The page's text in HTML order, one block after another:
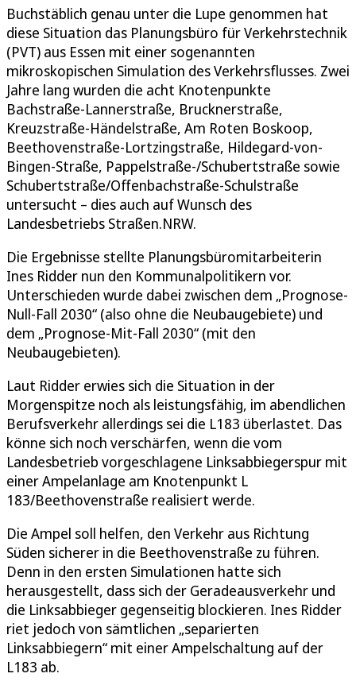
Buchstäblich genau unter die Lupe genommen hat
diese Situation das Planungsbüro für Verkehrstechnik
(PVT) aus Essen mit einer sogenannten
mikroskopischen Simulation des Verkehrsflusses. Zwei
Jahre lang wurden die acht Knotenpunkte
Bachstraße-Lannerstraße, Brucknerstraße,
Kreuzstraße-Händelstraße, Am Roten Boskoop,
Beethovenstraße-Lortzingstraße, Hildegard-von-
Bingen-Straße, Pappelstraße-/Schubertstraße sowie
Schubertstraße/Offenbachstraße-Schulstraße
untersucht – dies auch auf Wunsch des
Landesbetriebs Straßen.NRW.
Die Ergebnisse stellte Planungsbüromitarbeiterin
Ines Ridder nun den Kommunalpolitikern vor.
Unterschieden wurde dabei zwischen dem „Prognose-
Null-Fall 2030“ (also ohne die Neubaugebiete) und
dem „Prognose-Mit-Fall 2030“ (mit den
Neubaugebieten).
Laut Ridder erwies sich die Situation in der
Morgenspitze noch als leistungsfähig, im abendlichen
Berufsverkehr allerdings sei die L183 überlastet. Das
könne sich noch verschärfen, wenn die vom
Landesbetrieb vorgeschlagene Linksabbiegerspur mit
einer Ampelanlage am Knotenpunkt L
183/Beethovenstraße realisiert werde.
Die Ampel soll helfen, den Verkehr aus Richtung
Süden sicherer in die Beethovenstraße zu führen.
Denn in den ersten Simulationen hatte sich
herausgestellt, dass sich der Geradeausverkehr und
die Linksabbieger gegenseitig blockieren. Ines Ridder
riet jedoch von sämtlichen „separierten
Linksabbiegern“ mit einer Ampelschaltung auf der
L183 ab.